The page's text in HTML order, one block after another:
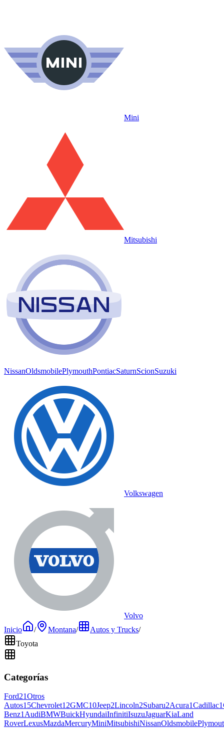
Mini
Mitsubishi
NissanOldsmobilePlymouthPontiacSaturnScionSuzuki
Volkswagen
Volvo
Inicio
/ Montana/ Autos y Trucks/
Toyota
Categorías
Ford21Otros
Autos15Chevrolet12GMC10Jeep2Lincoln2Subaru2Acura1Cadillac1
Benz1AudiBMWBuickHyundaiInfinitiIsuzuJaguarKiaLand
RoverLexusMazdaMercuryMiniMitsubishiNissanOldsmobile